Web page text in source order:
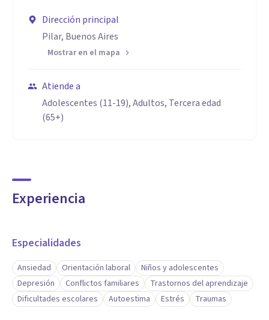
Dirección principal
Pilar, Buenos Aires
Mostrar en el mapa
Atiende a
Adolescentes (11-19), Adultos, Tercera edad
(65+)
Experiencia
Especialidades
Ansiedad Orientación laboral
Niños y adolescentes
Depresión
Conflictos familiares
Trastornos del aprendizaje
Dificultades escolares
Autoestima Estrés Traumas